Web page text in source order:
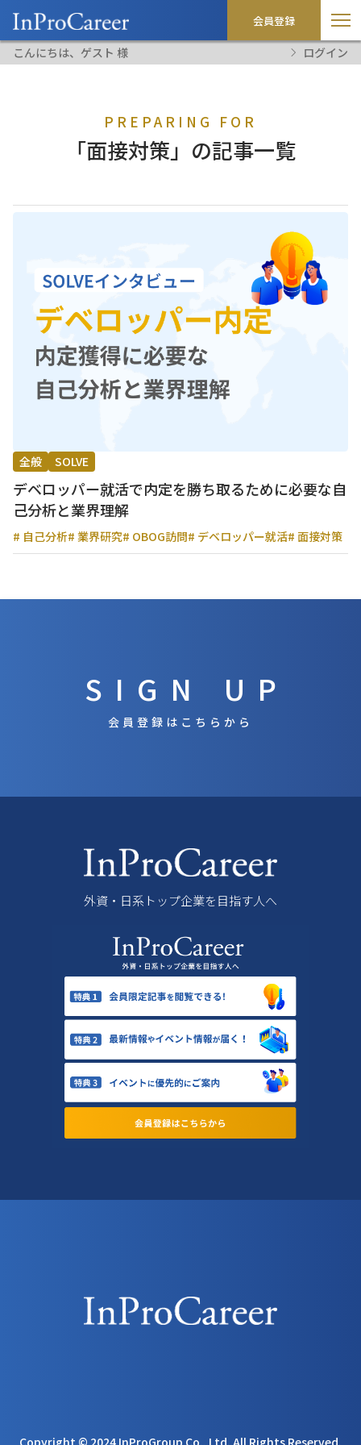
会員登録
こんにちは、ゲスト 様 ログイン
PREPARING FOR
「面接対策」の記事一覧
全般 SOLVE
デベロッパー就活で内定を勝ち取るために必要な自
己分析と業界理解
# 自己分析# 業界研究# OBOG訪問# デベロッパー就活# 面接対策
SIGN UP
会員登録はこちらから
外資・日系トップ企業を目指す人へ